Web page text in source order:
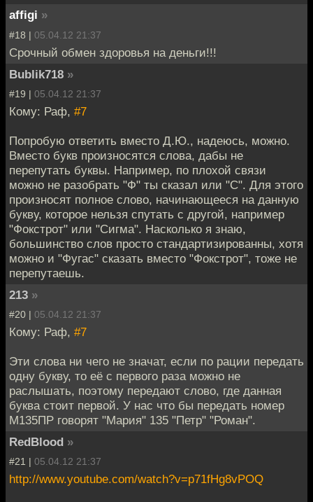
affigi »
#18 | 05.04.12 21:37
Срочный обмен здоровья на деньги!!!
Bublik718 »
#19 | 05.04.12 21:37
Кому: Раф, #7
Попробую ответить вместо Д.Ю., надеюсь, можно.
Вместо букв произносятся слова, дабы не
перепутать буквы. Например, по плохой связи
можно не разобрать "Ф" ты сказал или "С". Для этого
произносят полное слово, начинающееся на данную
букву, которое нельзя спутать с другой, например
"Фокстрот" или "Сигма". Насколько я знаю,
большинство слов просто стандартизированны, хотя
можно и "Фугас" сказать вместо "Фокстрот", тоже не
перепутаешь.
213 »
#20 | 05.04.12 21:37
Кому: Раф, #7
Эти слова ни чего не значат, если по рации передать
одну букву, то её с первого раза можно не
раслышать, поэтому передают слово, где данная
буква стоит первой. У нас что бы передать номер
М135ПР говорят "Мария" 135 "Петр" "Роман".
RedBlood »
#21 | 05.04.12 21:37
http://www.youtube.com/watch?v=p71fHg8vPOQ